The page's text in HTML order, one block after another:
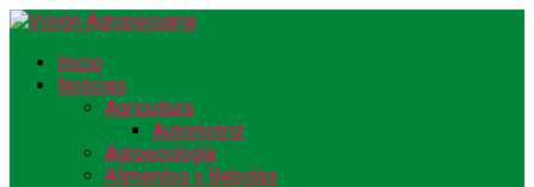
Inicio
Noticias
Agricultura
Automotriz
Agroecología
Alimentos y Bebidas